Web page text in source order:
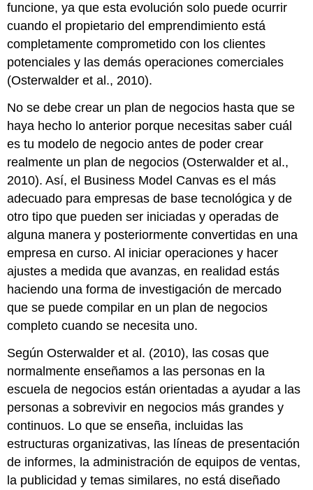
funcione, ya que esta evolución solo puede ocurrir
cuando el propietario del emprendimiento está
completamente comprometido con los clientes
potenciales y las demás operaciones comerciales
(Osterwalder et al., 2010).
No se debe crear un plan de negocios hasta que se
haya hecho lo anterior porque necesitas saber cuál
es tu modelo de negocio antes de poder crear
realmente un plan de negocios (Osterwalder et al.,
2010). Así, el Business Model Canvas es el más
adecuado para empresas de base tecnológica y de
otro tipo que pueden ser iniciadas y operadas de
alguna manera y posteriormente convertidas en una
empresa en curso. Al iniciar operaciones y hacer
ajustes a medida que avanzas, en realidad estás
haciendo una forma de investigación de mercado
que se puede compilar en un plan de negocios
completo cuando se necesita uno.
Según Osterwalder et al. (2010), las cosas que
normalmente enseñamos a las personas en la
escuela de negocios están orientadas a ayudar a las
personas a sobrevivir en negocios más grandes y
continuos. Lo que se enseña, incluidas las
estructuras organizativas, las líneas de presentación
de informes, la administración de equipos de ventas,
la publicidad y temas similares, no está diseñado